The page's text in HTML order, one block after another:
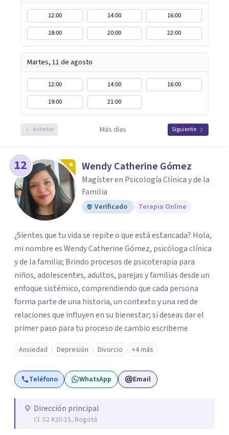
12:00 14:00
16:00
18:00
20:00 22:00
Martes, 11 de agosto
12:00 14:00
16:00
19:00
21:00
Anterior Más días Siguiente
12 Wendy Catherine Gómez
Magíster en Psicología Clínica y de la
Familia
Verificado Terapia Online
¿Sientes que tu vida se repite o que está estancada? Hola,
mi nombre es Wendy Catherine Gómez, psicóloga clínica
y de la familia; Brindo procesos de psicoterapia para
niños, adolescentes, adultos, parejas y familias desde un
enfoque sistémico, comprendiendo que cada persona
forma parte de una historia, un contexto y una red de
relaciones que influyen en su bienestar; si deseas dar el
primer paso para tu proceso de cambio escribeme
Ansiedad Depresión Divorcio +4 más
Teléfono WhatsApp Email
Dirección principal
Cl. 52 #20-15, Bogotá